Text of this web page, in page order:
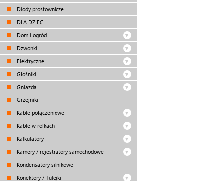
Diody prostownicze
DLA DZIECI
Dom i ogród
Dzwonki
Elektryczne
Głośniki
Gniazda
Grzejniki
Kable połączeniowe
Kable w rolkach
Kalkulatory
Kamery / rejestratory samochodowe
Kondensatory silnikowe
Konektory / Tulejki